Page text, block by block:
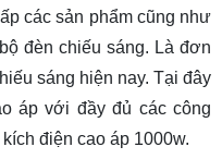
các sản phẩm cũng như
đèn chiếu sáng. Là đơn
sáng hiện nay. Tại đây
áp với đầy đủ các công
điện cao áp 1000w.